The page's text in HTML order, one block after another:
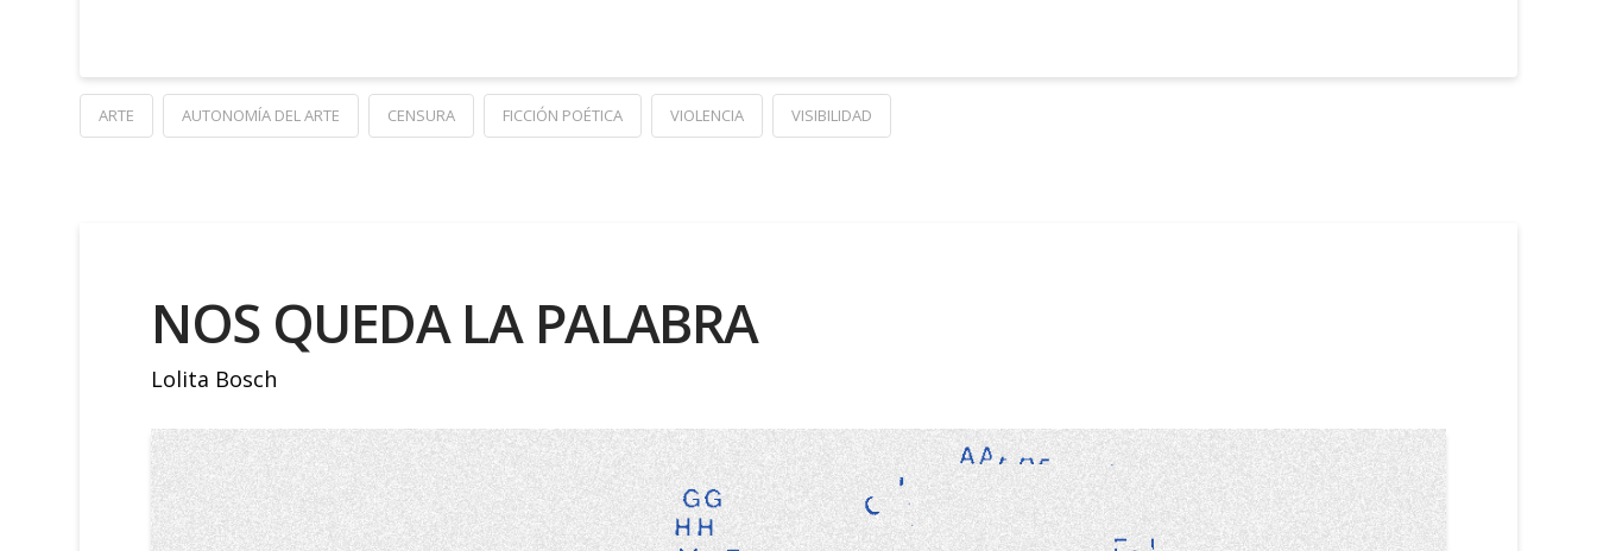
ARTE AUTONOMÍA DEL ARTE CENSURA FICCIÓN POÉTICA VIOLENCIA VISIBILIDAD
NOS QUEDA LA PALABRA
Lolita Bosch